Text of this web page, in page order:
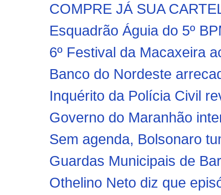
COMPRE JÁ SUA
Esquadrão Águia do 5º
6º Festival da Macaxeira
Banco do Nordeste
Inquérito da Polícia Civil
Governo do Maranhão
Sem agenda, Bolsonaro
Guardas Municipais de
Othelino Neto diz que